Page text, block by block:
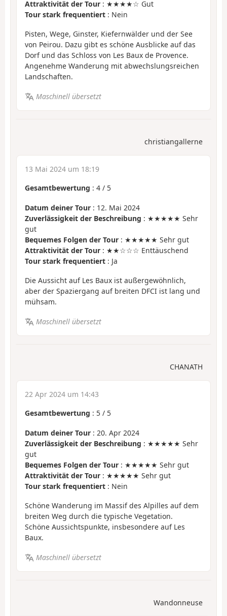
Attraktivität der Tour : ★★★★☆ Gut
Tour stark frequentiert : Nein
Pisten, Wege, Ginster, Kiefernwälder und der See
von Peirou. Dazu gibt es schöne Ausblicke auf das
Dorf und das Schloss von Les Baux de Provence.
Angenehme Wanderung mit abwechslungsreichen
Landschaften.
Maschinell übersetzt
christiangallerne
13 Mai 2024 um 18:19
Gesamtbewertung : 4 / 5
Datum deiner Tour : 12. Mai 2024
Zuverlässigkeit der Beschreibung : ★★★★★ Sehr
gut
Bequemes Folgen der Tour : ★★★★★ Sehr gut
Attraktivität der Tour : ★★☆☆☆ Enttäuschend
Tour stark frequentiert : Ja
Die Aussicht auf Les Baux ist außergewöhnlich,
aber der Spaziergang auf breiten DFCI ist lang und
mühsam.
Maschinell übersetzt
CHANATH
22 Apr 2024 um 14:43
Gesamtbewertung : 5 / 5
Datum deiner Tour : 20. Apr 2024
Zuverlässigkeit der Beschreibung : ★★★★★ Sehr
gut
Bequemes Folgen der Tour : ★★★★★ Sehr gut
Attraktivität der Tour : ★★★★★ Sehr gut
Tour stark frequentiert : Nein
Schöne Wanderung im Massif des Alpilles auf dem
breiten Weg durch die typische Vegetation.
Schöne Aussichtspunkte, insbesondere auf Les
Baux.
Maschinell übersetzt
Wandonneuse